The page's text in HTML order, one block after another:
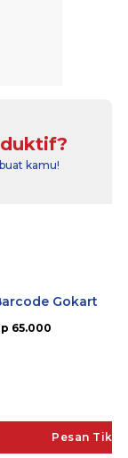
kamu!
Pesan Tiket